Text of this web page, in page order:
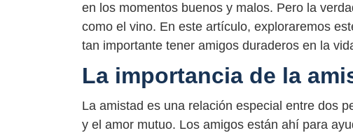
en los momentos buenos y malos. Pero la
como el vino. En este artículo, exploraremos
tan importante tener amigos duraderos en la
La importancia de la
La amistad es una relación especial entre dos
y el amor mutuo. Los amigos están ahí para